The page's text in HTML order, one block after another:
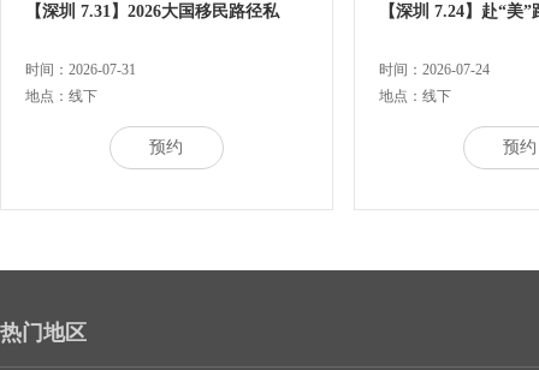
【深圳 7.31】2026大国移民路径私
时间：2026-07-31
地点：线下
预约
【深圳 7.24】赴“美
时间：2026-07-24
地点：线下
预约
热门地区